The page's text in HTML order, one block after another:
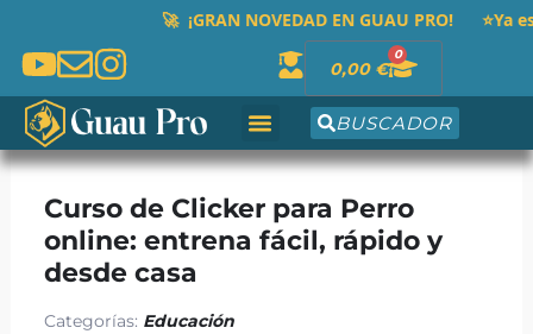
contenido
🚀 ¡GRAN NOVEDAD EN GUAU PRO! ⭐Ya está
0,00 €
0
Cart
BUSCADOR
Curso de Clicker para Perro
online: entrena fácil, rápido y
desde casa
Categorías: Educación